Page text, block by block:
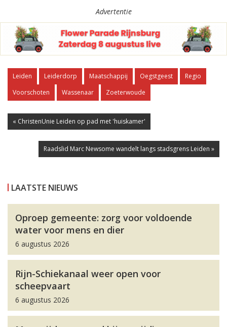
Advertentie
Leiden Leiderdorp Maatschappij Oegstgeest
Regio
Voorschoten
Wassenaar Zoeterwoude
« ChristenUnie Leiden op pad met 'huiskamer'
Raadslid Marc Newsome wandelt langs stadsgrens Leiden »
LAATSTE NIEUWS
Oproep gemeente: zorg voor voldoende
water voor mens en dier
6 augustus 2026
Rijn-Schiekanaal weer open voor
scheepvaart
6 augustus 2026